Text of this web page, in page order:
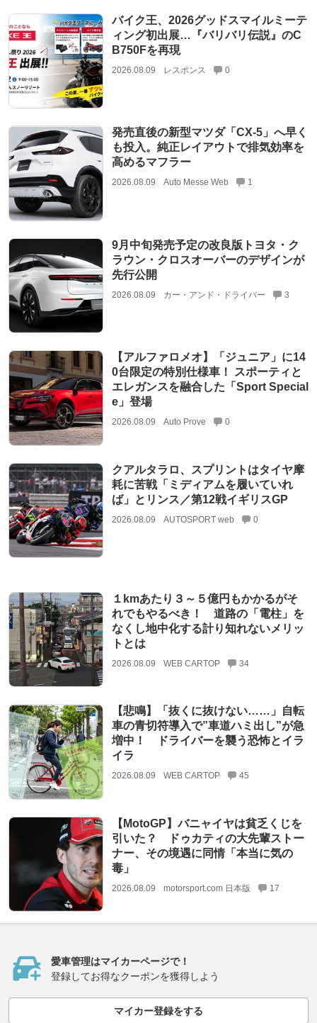
バイク王、2026グッドスマイルミーテ
ィング初出展…『バリバリ伝説』のC
B750Fを再現
2026.08.09 レスポンス 0
発売直後の新型マツダ「CX-5」へ早く
も投入。純正レイアウトで排気効率を
高めるマフラー
2026.08.09 Auto Messe Web 1
9月中旬発売予定の改良版トヨタ・ク
ラウン・クロスオーバーのデザインが
先行公開
2026.08.09 カー・アンド・ドライバー 3
【アルファロメオ】「ジュニア」に14
0台限定の特別仕様車！ スポーティと
エレガンスを融合した「Sport Special
e」登場
2026.08.09 Auto Prove 0
クアルタラロ、スプリントはタイヤ摩
耗に苦戦「ミディアムを履いていれ
ば」とリンス／第12戦イギリスGP
2026.08.09 AUTOSPORT web 0
１kmあたり３～５億円もかかるがそ
れでもやるべき！ 道路の「電柱」を
なくし地中化する計り知れないメリッ
トとは
2026.08.09 WEB CARTOP 34
【悲鳴】「抜くに抜けない……」自転
車の青切符導入で”車道ハミ出し”が急
増中！ ドライバーを襲う恐怖とイラ
イラ
2026.08.09 WEB CARTOP 45
【MotoGP】バニャイヤは貧乏くじを
引いた？ ドゥカティの大先輩ストー
ナー、その境遇に同情「本当に気の
毒」
2026.08.09 motorsport.com 日本版 17
愛車管理はマイカーページで！
登録してお得なクーポンを獲得しよう
マイカー登録をする